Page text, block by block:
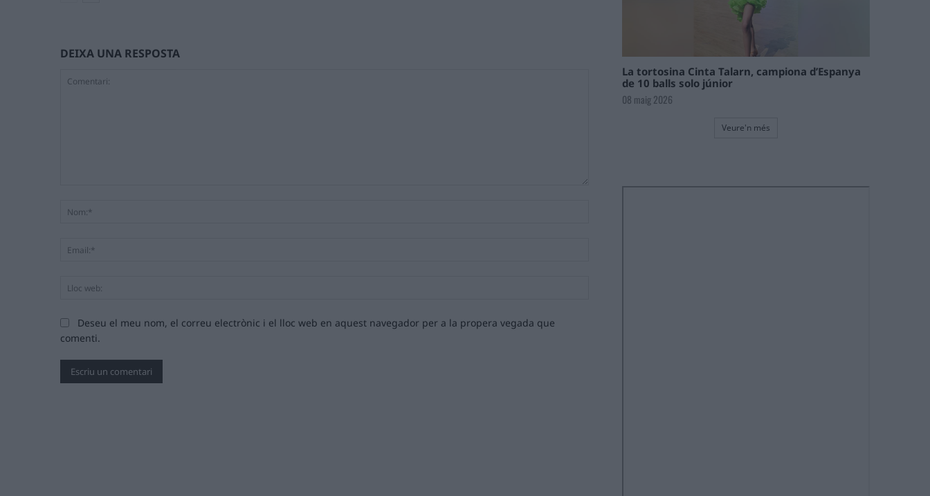
DEIXA UNA RESPOSTA
Deseu el meu nom, el correu electrònic i el lloc web en aquest navegador per a la propera vegada que
comenti.
La tortosina Cinta Talarn, campiona d’Espanya
de 10 balls solo júnior
08 maig 2026
Veure'n més